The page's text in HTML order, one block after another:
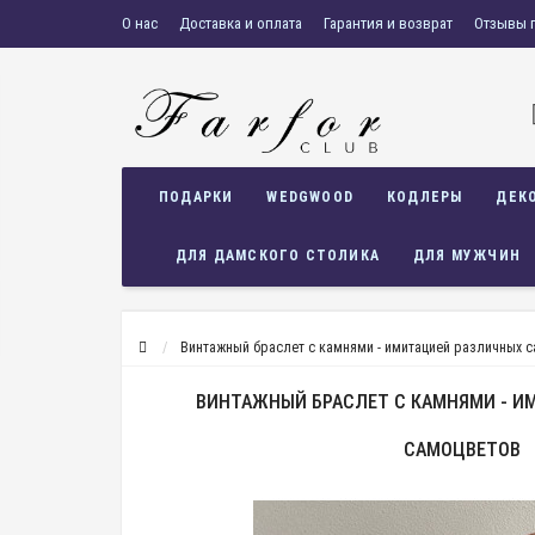
О нас Доставка и оплата Гарантия и возврат Отзывы
ПОДАРКИ WEDGWOOD КОДЛЕРЫ
ДЛЯ ДАМСКОГО СТОЛИКА ДЛЯ МУЖЧИН
Винтажный браслет с камнями - имитацией различных
ВИНТАЖНЫЙ БРАСЛЕТ С КАМНЯМИ -
САМОЦВЕТОВ